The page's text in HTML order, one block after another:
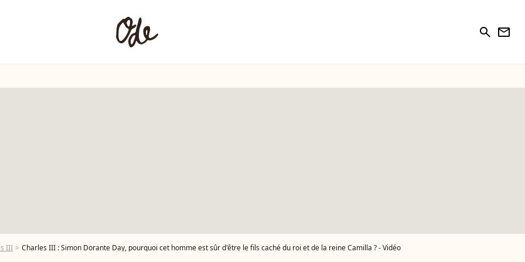
search newsletter
III Charles III : Simon Dorante Day, pourquoi cet homme est sûr d'être le fils caché du roi et de la reine Camilla ? - Vidéo